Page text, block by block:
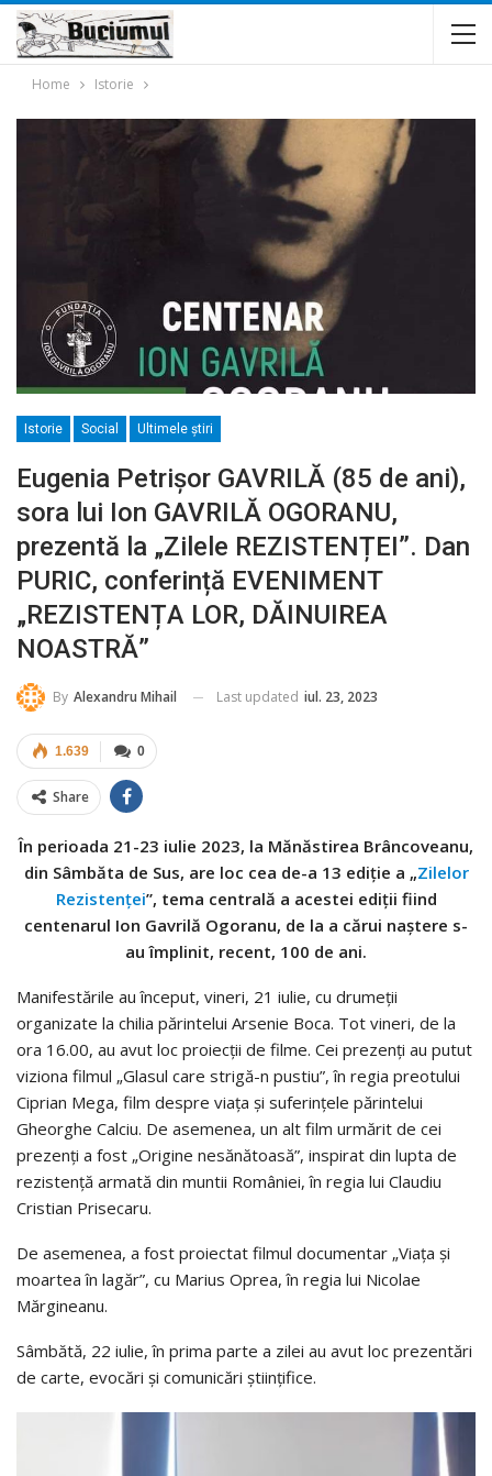
Home Istorie
Istorie Social Ultimele ştiri
Eugenia Petrișor GAVRILĂ (85 de ani),
sora lui Ion GAVRILĂ OGORANU,
prezentă la „Zilele REZISTENȚEI”. Dan
PURIC, conferință EVENIMENT
„REZISTENȚA LOR, DĂINUIREA
NOASTRĂ”
By Alexandru Mihail Last updated iul. 23, 2023
0
1.639
Share
În perioada 21-23 iulie 2023, la Mănăstirea Brâncoveanu,
din Sâmbăta de Sus, are loc cea de-a 13 ediție a „Zilelor
Rezistenței”, tema centrală a acestei ediții fiind
centenarul Ion Gavrilă Ogoranu, de la a cărui naștere s-
au împlinit, recent, 100 de ani.
Manifestările au început, vineri, 21 iulie, cu drumeții
organizate la chilia părintelui Arsenie Boca. Tot vineri, de la
ora 16.00, au avut loc proiecții de filme. Cei prezenți au putut
viziona filmul „Glasul care strigă-n pustiu”, în regia preotului
Ciprian Mega, film despre viața și suferințele părintelui
Gheorghe Calciu. De asemenea, un alt film urmărit de cei
prezenți a fost „Origine nesănătoasă”, inspirat din lupta de
rezistență armată din muntii României, în regia lui Claudiu
Cristian Prisecaru.
De asemenea, a fost proiectat filmul documentar „Viața și
moartea în lagăr”, cu Marius Oprea, în regia lui Nicolae
Mărgineanu.
Sâmbătă, 22 iulie, în prima parte a zilei au avut loc prezentări
de carte, evocări și comunicări științifice.